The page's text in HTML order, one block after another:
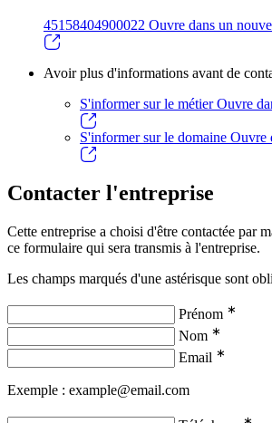
45158404900022 Ouvre dans un
Avoir plus d'informations avant de
S'informer sur le métierOuvre
S'informer sur le domaine Ouvre
Contacter l'entreprise
Cette entreprise a choisi d'être contactée par
ce formulaire qui sera transmis à l'entreprise.
Les champs marqués d'une astérisque sont
Prénom ∗
Nom ∗
Email ∗
Exemple : example@email.com
∗